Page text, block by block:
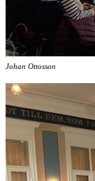
Johan Ottosson